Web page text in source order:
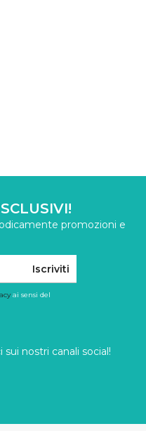
promozioni e
Iscriviti
ai sensi del
nostri canali social!